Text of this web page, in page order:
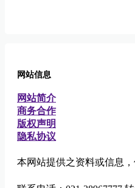
网站信息
网站简介
商务合作
版权声明
隐私协议
本网站提供之资料或信息